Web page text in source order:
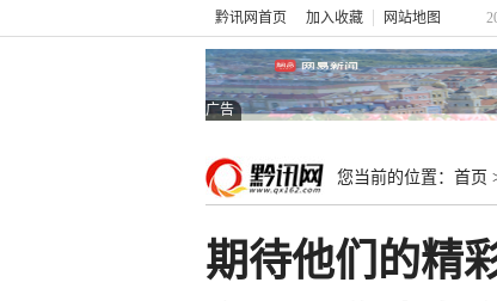
黔讯网首页 加入收藏 网站地图
广告
您当前的位置： 首页
期待他们的精